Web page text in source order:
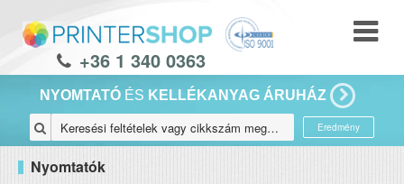
+36 1 340 0363
NYOMTATÓ ÉS KELLÉKANYAG ÁRUHÁZ
Eredmény
Nyomtatók